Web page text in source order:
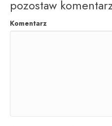
pozostaw
Komentarz